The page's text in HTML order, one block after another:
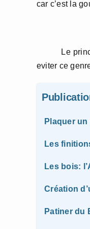
car c’est la
Le principal
eviter ce
Plaquer
Les
Les bois:
Création
Patiner du